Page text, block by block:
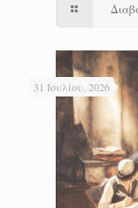
31 Ιουλίου, 2026